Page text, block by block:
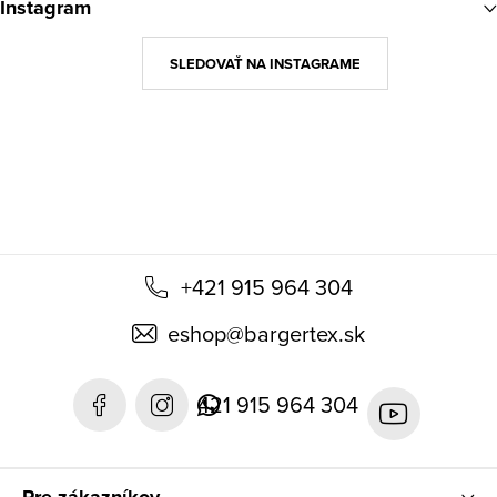
+421 915 964 304
eshop@bargertex.sk
421 915 964 304
Instagram
SLEDOVAŤ NA INSTAGRAME